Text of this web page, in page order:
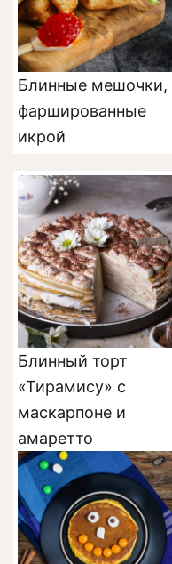
Блинные мешочки,
фаршированные
икрой
Блинный торт
«Тирамису» с
маскарпоне и
амаретто